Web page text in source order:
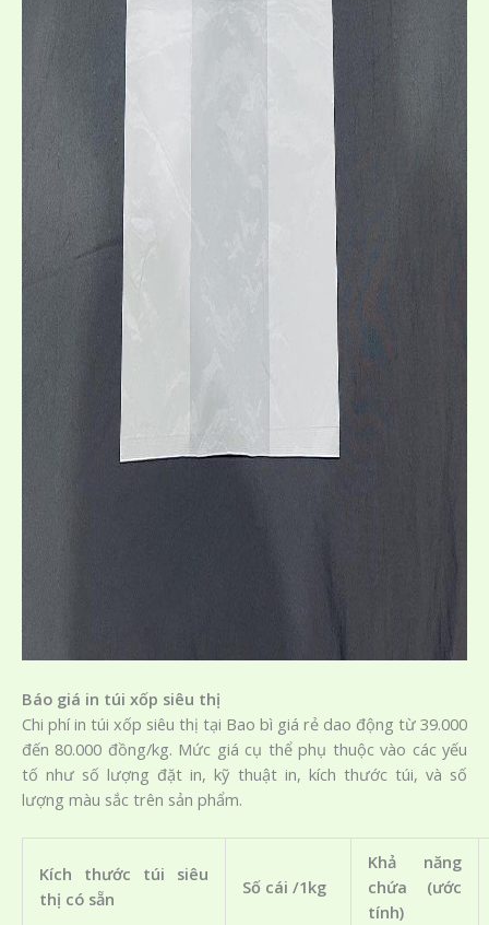
Báo giá in túi xốp siêu thị
Chi phí in túi xốp siêu thị tại Bao bì giá rẻ dao động từ 39.000
đến 80.000 đồng/kg. Mức giá cụ thể phụ thuộc vào các yếu
tố như số lượng đặt in, kỹ thuật in, kích thước túi, và số
lượng màu sắc trên sản phẩm.
Kích thước túi siêu
thị có sẵn
Số cái /1kg
Khả năng
chứa (ước
tính)